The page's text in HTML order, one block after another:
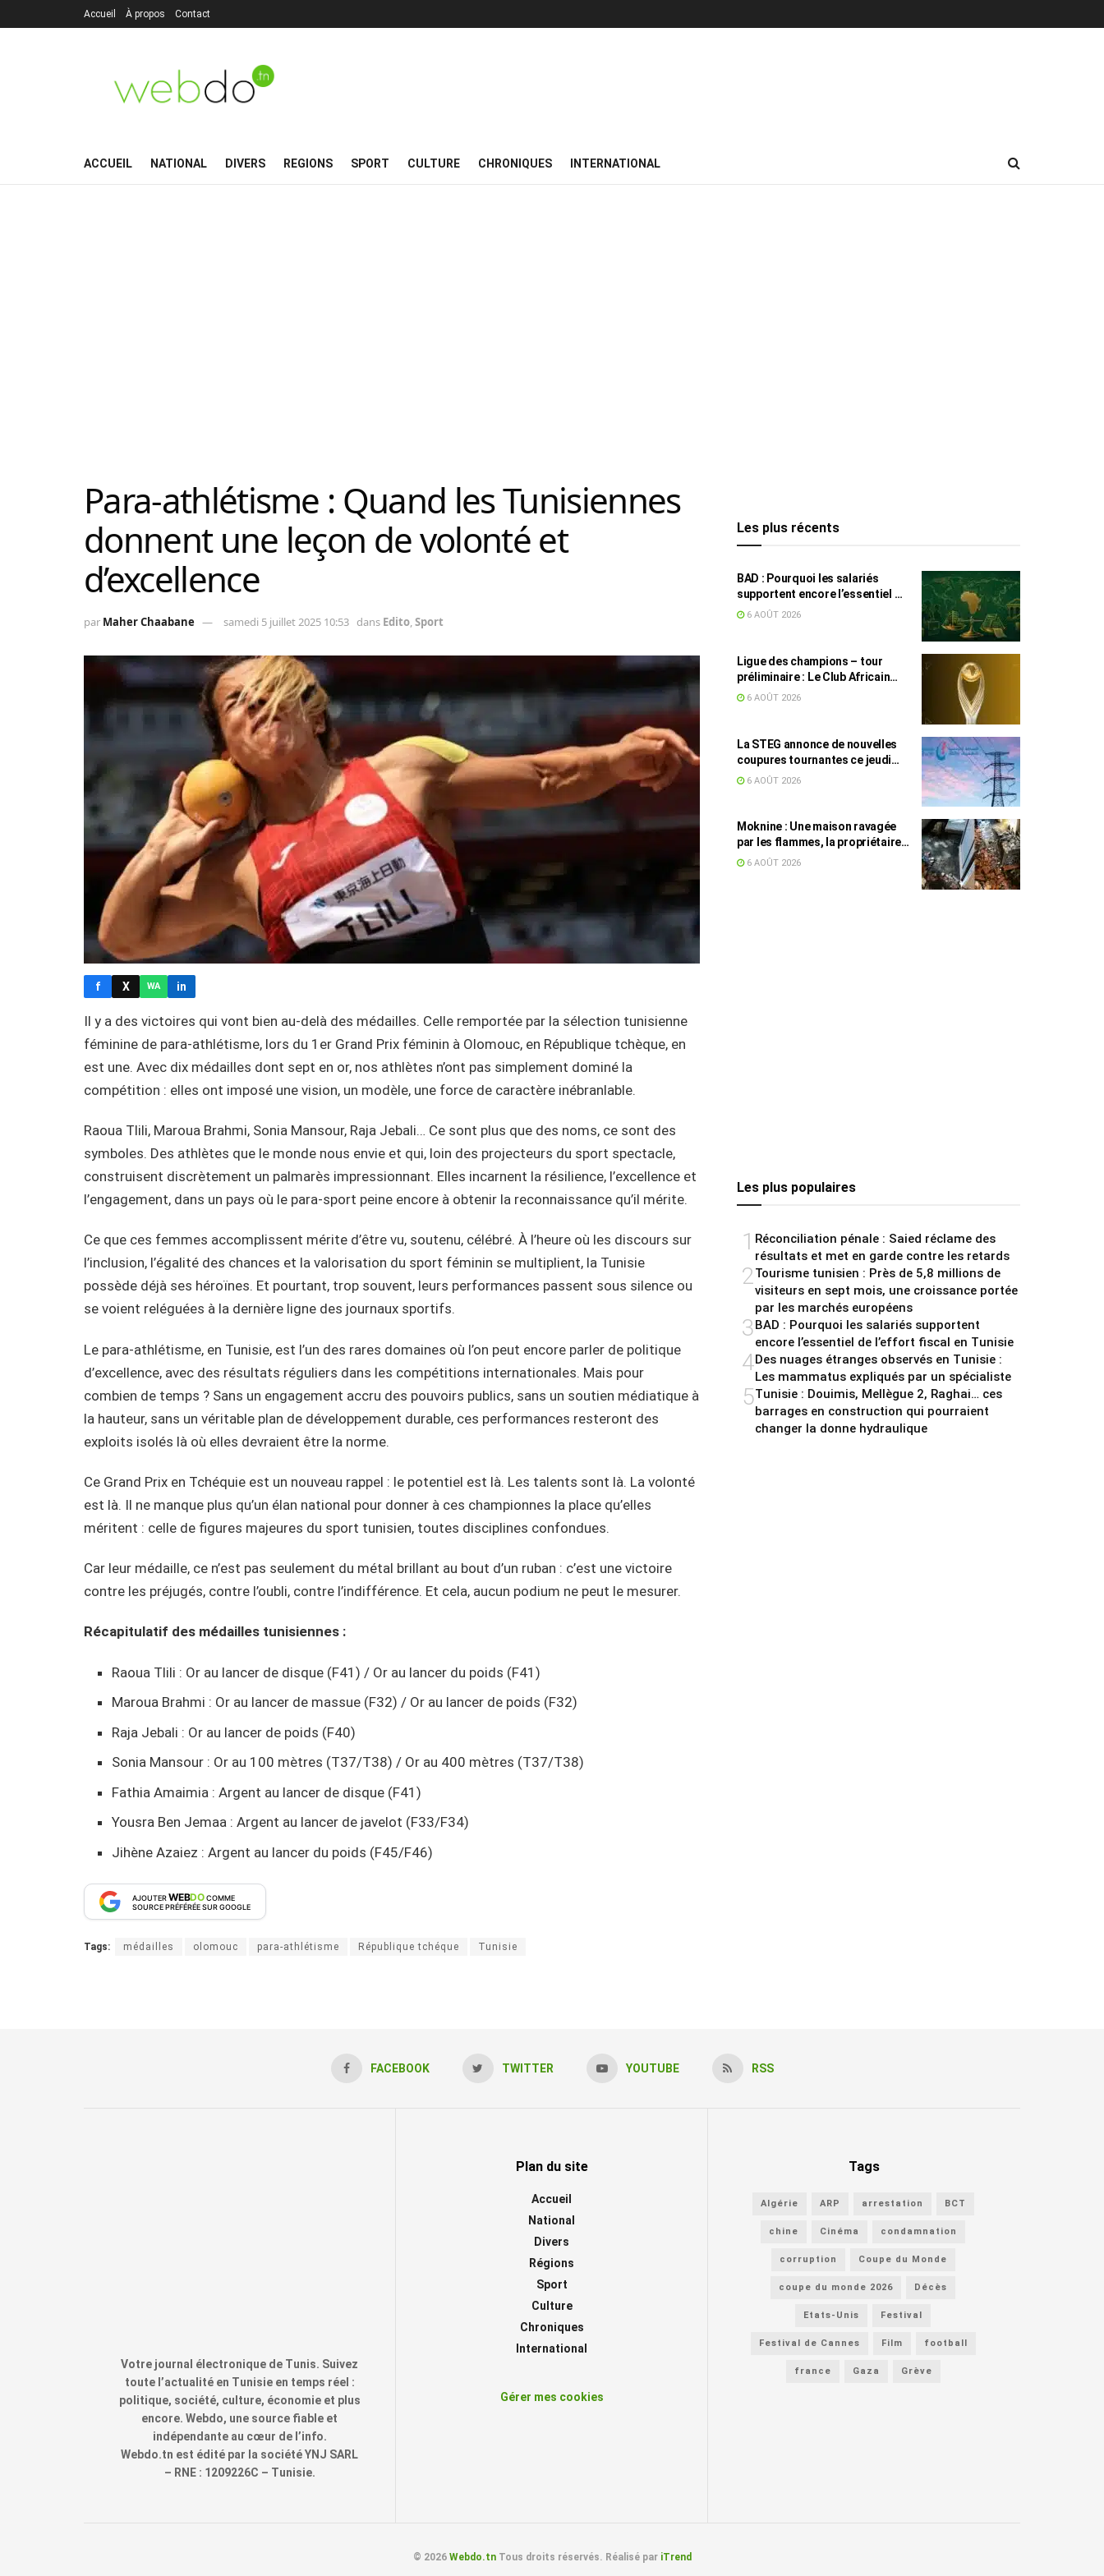
Accueil À propos Contact
ACCUEIL NATIONAL DIVERS REGIONS SPORT CULTURE CHRONIQUES INTERNATIONAL
Para-athlétisme : Quand les Tunisiennes
donnent une leçon de volonté et
d’excellence
par Maher Chaabane samedi 5 juillet 2025 10:53 dans Edito,Sport
f X WA in
Il y a des victoires qui vont bien au-delà des médailles. Celle remportée par la sélection tunisienne
féminine de para-athlétisme, lors du 1er Grand Prix féminin à Olomouc, en République tchèque, en
est une. Avec dix médailles dont sept en or, nos athlètes n’ont pas simplement dominé la
compétition : elles ont imposé une vision, un modèle, une force de caractère inébranlable.
Raoua Tlili, Maroua Brahmi, Sonia Mansour, Raja Jebali… Ce sont plus que des noms, ce sont des
symboles. Des athlètes que le monde nous envie et qui, loin des projecteurs du sport spectacle,
construisent discrètement un palmarès impressionnant. Elles incarnent la résilience, l’excellence et
l’engagement, dans un pays où le para-sport peine encore à obtenir la reconnaissance qu’il mérite.
Ce que ces femmes accomplissent mérite d’être vu, soutenu, célébré. À l’heure où les discours sur
l’inclusion, l’égalité des chances et la valorisation du sport féminin se multiplient, la Tunisie
possède déjà ses héroïnes. Et pourtant, trop souvent, leurs performances passent sous silence ou
se voient reléguées à la dernière ligne des journaux sportifs.
Le para-athlétisme, en Tunisie, est l’un des rares domaines où l’on peut encore parler de politique
d’excellence, avec des résultats réguliers dans les compétitions internationales. Mais pour
combien de temps ? Sans un engagement accru des pouvoirs publics, sans un soutien médiatique à
la hauteur, sans un véritable plan de développement durable, ces performances resteront des
exploits isolés là où elles devraient être la norme.
Ce Grand Prix en Tchéquie est un nouveau rappel : le potentiel est là. Les talents sont là. La volonté
est là. Il ne manque plus qu’un élan national pour donner à ces championnes la place qu’elles
méritent : celle de figures majeures du sport tunisien, toutes disciplines confondues.
Car leur médaille, ce n’est pas seulement du métal brillant au bout d’un ruban : c’est une victoire
contre les préjugés, contre l’oubli, contre l’indifférence. Et cela, aucun podium ne peut le mesurer.
Récapitulatif des médailles tunisiennes :
Raoua Tlili : Or au lancer de disque (F41) / Or au lancer du poids (F41)
Maroua Brahmi : Or au lancer de massue (F32) / Or au lancer de poids (F32)
Raja Jebali : Or au lancer de poids (F40)
Sonia Mansour : Or au 100 mètres (T37/T38) / Or au 400 mètres (T37/T38)
Fathia Amaimia : Argent au lancer de disque (F41)
Yousra Ben Jemaa : Argent au lancer de javelot (F33/F34)
Jihène Azaiez : Argent au lancer du poids (F45/F46)
AJOUTERWEBDOCOMME
SOURCE PRÉFÉRÉE SUR GOOGLE
Tags: médailles olomouc para-athlétisme République tchéque Tunisie
Les plus récents
BAD : Pourquoi les salariés
supportent encore l’essentiel de
l’effort fiscal en Tunisie
6 AOÛT 2026
Ligue des champions – tour
préliminaire : Le Club Africain
face au Djoliba AC
6 AOÛT 2026
La STEG annonce de nouvelles
coupures tournantes ce jeudi
dans plusieurs régions
6 AOÛT 2026
Moknine : Une maison ravagée
par les flammes, la propriétaire
accuse la STEG et la SONEDE
6 AOÛT 2026
Les plus populaires
1 Réconciliation pénale : Saied réclame des
résultats et met en garde contre les retards
2Tourisme tunisien : Près de 5,8 millions de
visiteurs en sept mois, une croissance portée
par les marchés européens
3BAD : Pourquoi les salariés supportent
encore l’essentiel de l’effort fiscal en Tunisie
4Des nuages étranges observés en Tunisie :
Les mammatus expliqués par un spécialiste
5Tunisie : Douimis, Mellègue 2, Raghai… ces
barrages en construction qui pourraient
changer la donne hydraulique
FACEBOOK TWITTER YOUTUBE RSS
Votre journal électronique de Tunis. Suivez
toute l’actualité en Tunisie en temps réel :
politique, société, culture, économie et plus
encore. Webdo, une source fiable et
indépendante au cœur de l’info.
Webdo.tn est édité par la société YNJ SARL
– RNE : 1209226C – Tunisie.
Plan du site
Accueil
National
Divers
Régions
Sport
Culture
Chroniques
International
Gérer mes cookies
Tags
Algérie ARP arrestation BCT
chine Cinéma condamnation
corruption Coupe du Monde
coupe du monde 2026 Décès
Etats-Unis Festival
Festival de Cannes Film football
france Gaza Grève
© 2026 Webdo.tnTous droits réservés. Réalisé par iTrend